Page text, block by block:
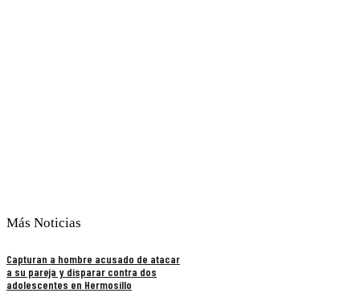
Más Noticias
Capturan a hombre acusado de atacar
a su pareja y disparar contra dos
adolescentes en Hermosillo